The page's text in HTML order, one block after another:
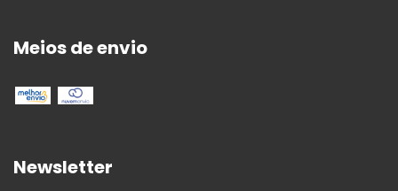
Meios de envio
Newsletter